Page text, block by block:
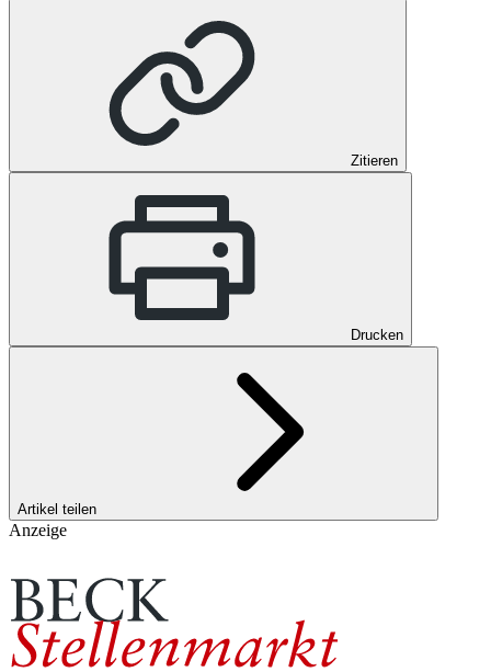
Zitieren
Drucken
Artikel teilen
Anzeige